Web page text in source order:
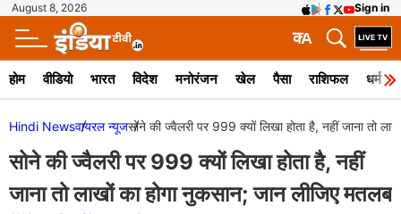
August 8, 2026 Sign in
A
क
होम वीडियो भारत विदेश मनोरंजन खेल पैसा राशिफल धर्म
Hindi Newsवायरल न्‍यूजसोने की ज्वैलरी पर 999 क्यों लिखा होता है, नहीं जाना तो
सोने की ज्वैलरी पर 999 क्यों लिखा होता है, नहीं
जाना तो लाखों का होगा नुकसान; जान लीजिए मतलब